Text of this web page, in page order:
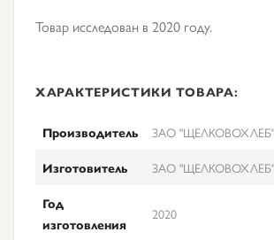
Товар исследован в 2020 году.
ХАРАКТЕРИСТИКИ ТОВАРА:
Производитель
ЗАО "ЩЕЛКОВОХЛЕБ"
Изготовитель
ЗАО "ЩЕЛКОВОХЛЕБ"
Год
изготовления
2020